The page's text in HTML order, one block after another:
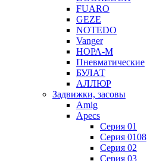
FUARO
GEZE
NOTEDO
Vanger
НОРА-М
Пневматические
БУЛАТ
АЛЛЮР
Задвижки, засовы
Amig
Apecs
Серия 01
Серия 0108
Серия 02
Серия 03